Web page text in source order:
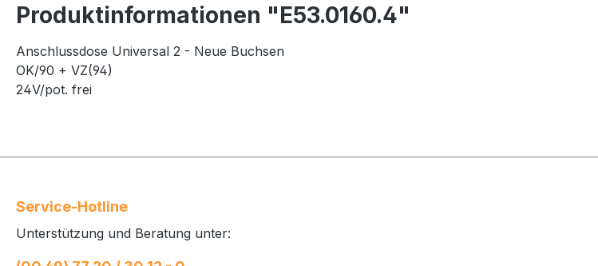
Produktinformationen "E53.0160.4"
Anschlussdose Universal 2 - Neue Buchsen
OK/90 + VZ(94)
24V/pot. frei
Service-Hotline
Unterstützung und Beratung unter: